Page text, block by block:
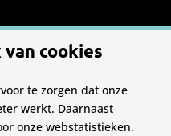
cookies
te zorgen dat onze
werkt. Daarnaast
onze webstatistieken.